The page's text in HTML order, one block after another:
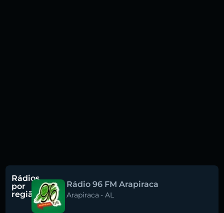
Rádios
por
região
Rádio 96 FM Arapiraca
Arapiraca -AL